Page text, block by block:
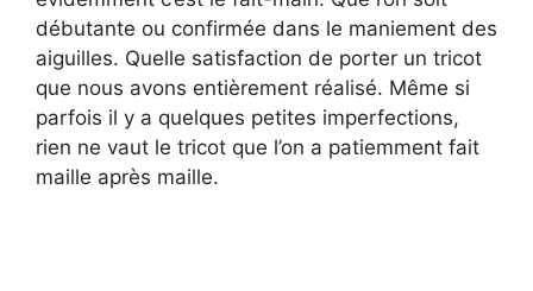
débutante ou confirmée dans le maniement des
aiguilles. Quelle satisfaction de porter un tricot
que nous avons entièrement réalisé. Même si
parfois il y a quelques petites imperfections,
rien ne vaut le tricot que l’on a patiemment fait
maille après maille.